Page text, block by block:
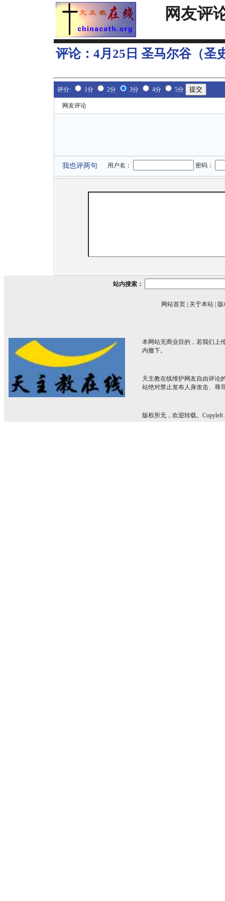
网友评
评论： 4月25日 圣马尔谷（圣
评分: 1分 2分 3分 4分 5分
网友评论
我也评两句 用户名： 密码：
站内搜索：
网站首页 关于本站 版
本网站无商业目的，若我们上
内撤下。
天主教在线维护网友自由评论
站绝对禁止发布人身攻击、辱
版权所无，欢迎转载。